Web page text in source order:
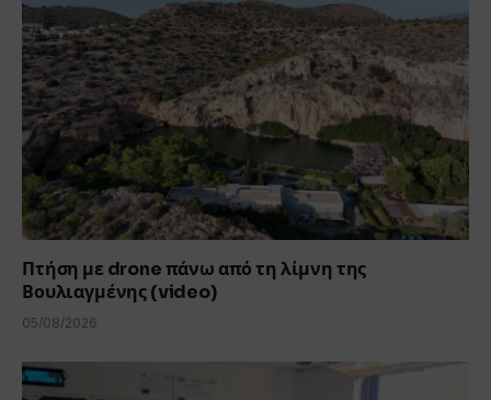
Πτήση με drone πάνω από τη λίμνη της
Βουλιαγμένης (video)
05/08/2026